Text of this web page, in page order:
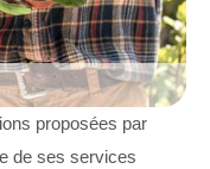
proposées par
de ses services